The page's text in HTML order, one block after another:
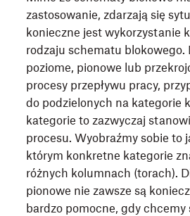
zastosowanie, zdarzają się
konieczne jest wykorzystanie
rodzaju schematu blokowego.
poziome, pionowe lub
procesy przepływu pracy,
do podzielonych na kategorie
kategorie to zazwyczaj
procesu. Wyobraźmy sobie to
którym konkretne kategorie
różnych kolumnach (torach).
pionowe nie zawsze są
bardzo pomocne, gdy chcemy